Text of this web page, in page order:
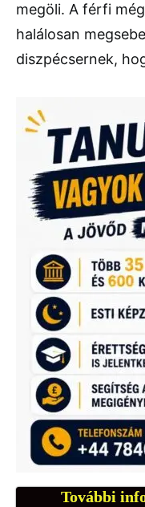
megöli. A férfi
halálosan
diszpécsernek,
További